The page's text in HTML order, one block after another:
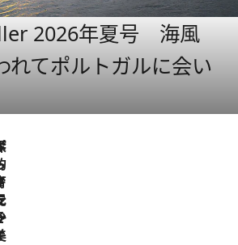
2026年夏号 海風
れてポルトガルに会い